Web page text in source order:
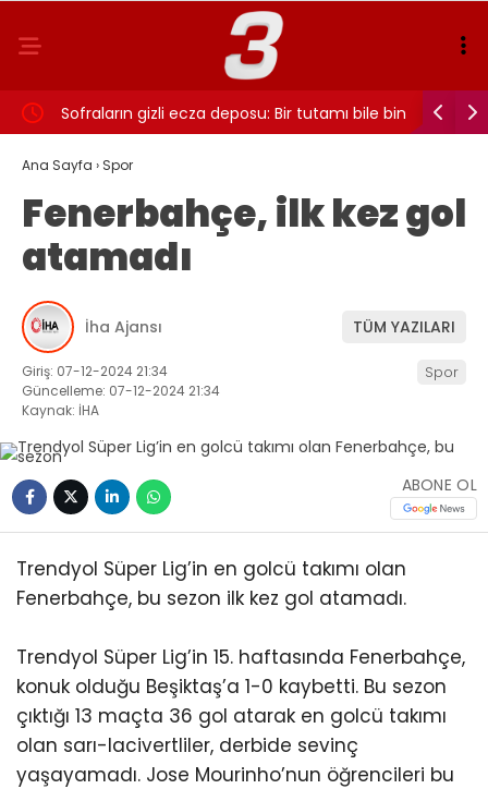
Messi Sofraların gizli ecza deposu: Bir tutamı bile bin
fayda!
LIONEL
Ana Sayfa › Spor
Fenerbahçe, ilk kez gol
atamadı
İha Ajansı TÜM YAZILARI
Giriş: 07-12-2024 21:34
Güncelleme: 07-12-2024 21:34
Kaynak: İHA
Spor
ABONE OL
Trendyol Süper Lig’in en golcü takımı olan
Fenerbahçe, bu sezon ilk kez gol atamadı.
Trendyol Süper Lig’in 15. haftasında Fenerbahçe,
konuk olduğu Beşiktaş’a 1-0 kaybetti. Bu sezon
çıktığı 13 maçta 36 gol atarak en golcü takımı
olan sarı-lacivertliler, derbide sevinç
yaşayamadı. Jose Mourinho’nun öğrencileri bu